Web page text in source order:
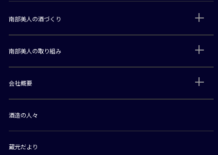
南部美人の酒づくり
南部美人の取り組み
会社概要
酒造の人々
蔵元だより